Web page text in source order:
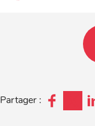
Partager :